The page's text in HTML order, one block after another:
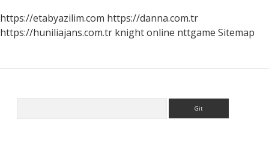
https://etabyazilim.com https://danna.com.tr
https://huniliajans.com.tr knight online nttgame Sitemap